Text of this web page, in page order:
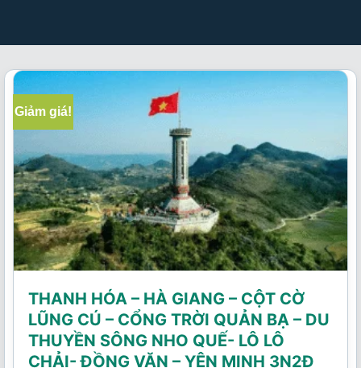
Giảm giá!
THANH HÓA – HÀ GIANG – CỘT CỜ
LŨNG CÚ – CỔNG TRỜI QUẢN BẠ – DU
THUYỀN SÔNG NHO QUẾ- LÔ LÔ
CHẢI- ĐỒNG VĂN – YÊN MINH 3N2Đ